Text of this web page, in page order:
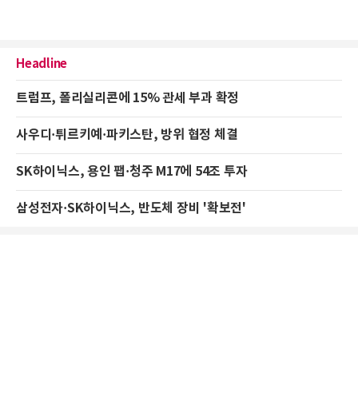
Headline
트럼프, 폴리실리콘에 15% 관세 부과 확정
사우디·튀르키예·파키스탄, 방위 협정 체결
SK하이닉스, 용인 팹·청주 M17에 54조 투자
삼성전자·SK하이닉스, 반도체 장비 '확보전'